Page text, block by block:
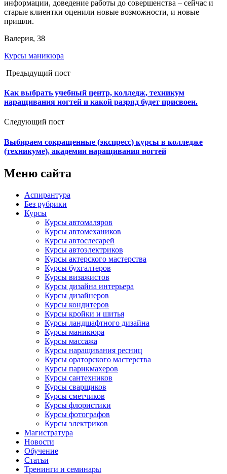
информации, доведение работы до совершенства – сейчас и
старые клиентки оценили новые возможности, и новые
пришли.
Валерия, 38
Курсы маникюра
Предыдущий пост
Как выбрать учебный центр, колледж, техникум
наращивания ногтей и какой разряд будет присвоен.
Следующий пост
Выбираем сокращенные (экспресс) курсы в колледже
(техникуме), академии наращивания ногтей
Меню сайта
Аспирантура
Без рубрики
Курсы
Курсы автомаляров
Курсы автомехаников
Курсы автослесарей
Курсы автоэлектриков
Курсы актерского мастерства
Курсы бухгалтеров
Курсы визажистов
Курсы дизайна интерьера
Курсы дизайнеров
Курсы кондитеров
Курсы кройки и шитья
Курсы ландшафтного дизайна
Курсы маникюра
Курсы массажа
Курсы наращивания ресниц
Курсы ораторского мастерства
Курсы парикмахеров
Курсы сантехников
Курсы сварщиков
Курсы сметчиков
Курсы флористики
Курсы фотографов
Курсы электриков
Магистратура
Новости
Обучение
Статьи
Тренинги и семинары